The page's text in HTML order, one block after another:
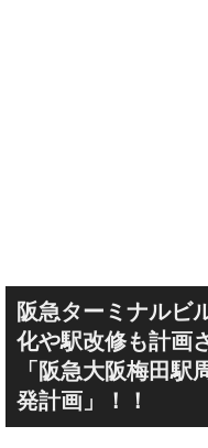
阪急ターミナルビ
化や駅改修も計画
「阪急大阪梅田駅
発計画」！！